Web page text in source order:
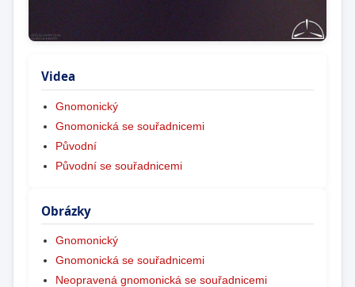
Videa
Gnomonický
Gnomonická se souřadnicemi
Původní
Původní se souřadnicemi
Obrázky
Gnomonický
Gnomonická se souřadnicemi
Neopravená gnomonická se souřadnicemi